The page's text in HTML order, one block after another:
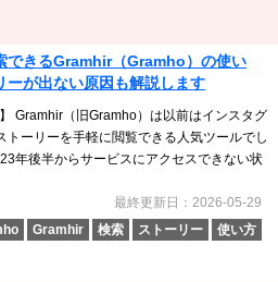
できるGramhir（Gramho）の使い
ーが出ない原因も解説します
Gramhir（旧Gramho）は以前はインスタグ
トーリーを手軽に閲覧できる人気ツールでし
年後半からサービスにアクセスできない状
最終更新日：2026-05-29
Gramhir 検索 ストーリー 使い方